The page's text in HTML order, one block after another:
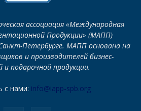
ассоциация «Международная
Продукции» (МАПП)
Петербурге. МАПП основана на
и производителей бизнес-
и подарочной продукции.
с нами: info@iapp-spb.org